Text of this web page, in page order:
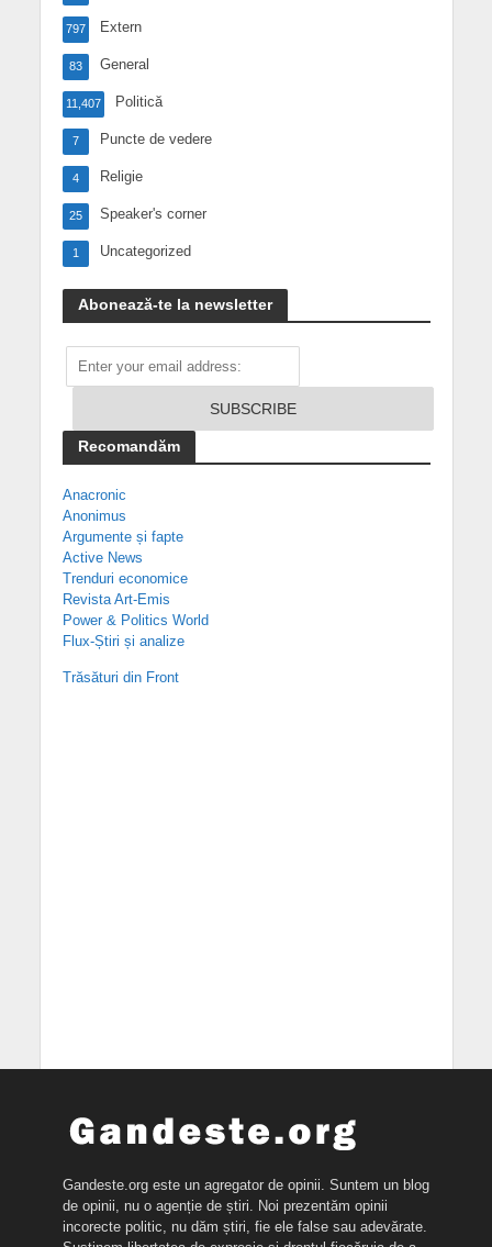
Extern
797
General
83
Politică
11,407
Puncte de vedere
7
Religie
4
Speaker's corner
25
Uncategorized
1
Abonează-te la newsletter
Recomandăm
Anacronic
Anonimus
Argumente și fapte
Active News
Trenduri economice
Revista Art-Emis
Power & Politics World
Flux-Știri și analize
Trăsături din Front
Gandeste.org este un agregator de opinii. Suntem un blog
de opinii, nu o agenție de știri. Noi prezentăm opinii
incorecte politic, nu dăm știri, fie ele false sau adevărate.